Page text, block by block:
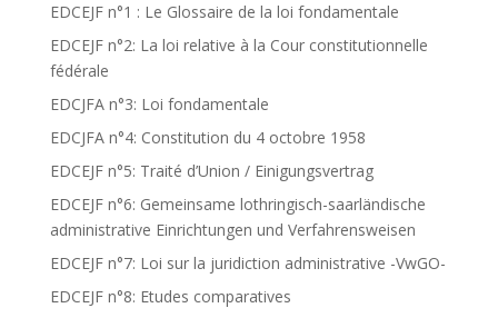
EDCEJF n°1 : Le Glossaire de la loi fondamentale
EDCEJF n°2: La loi relative à la Cour constitutionnelle
fédérale
EDCJFA n°3: Loi fondamentale
EDCJFA n°4: Constitution du 4 octobre 1958
EDCEJF n°5: Traité d’Union / Einigungsvertrag
EDCEJF n°6: Gemeinsame lothringisch-saarländische
administrative Einrichtungen und Verfahrensweisen
EDCEJF n°7: Loi sur la juridiction administrative -VwGO-
EDCEJF n°8: Etudes comparatives